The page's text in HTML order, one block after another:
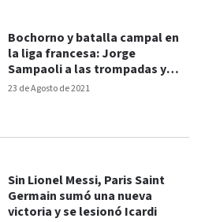
23 de Agosto de 2021
Bochorno y batalla campal en
la liga francesa: Jorge
Sampaoli a las trompadas y
escoltado
Sin Lionel Messi, Paris Saint
Germain sumó una nueva
victoria y se lesionó Icardi